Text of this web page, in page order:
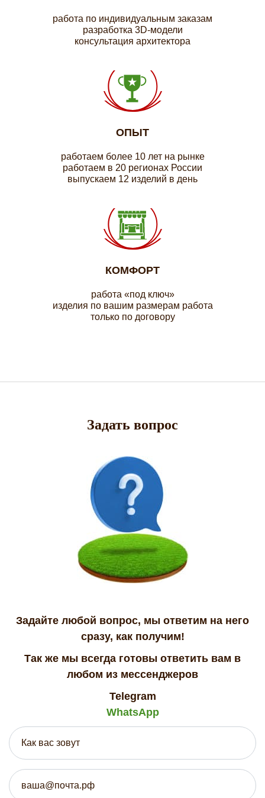
работа по индивидуальным заказам
разработка 3D-модели
консультация архитектора
ОПЫТ
работаем более 10 лет на рынке
работаем в 20 регионах России
выпускаем 12 изделий в день
КОМФОРТ
работа «под ключ»
изделия по вашим размерам работа
только по договору
Задать вопрос
Задайте любой вопрос, мы ответим на него
сразу, как получим!
Так же мы всегда готовы ответить вам в
любом из мессенджеров
Telegram
WhatsApp